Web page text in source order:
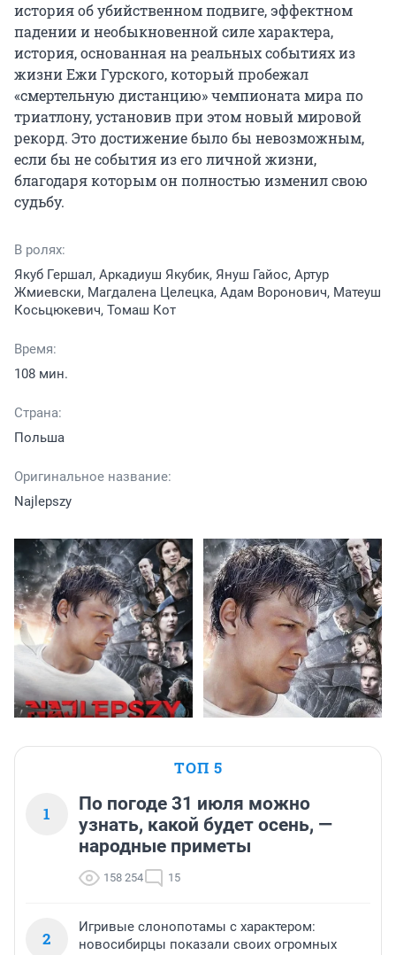
история об убийственном подвиге, эффектном
падении и необыкновенной силе характера,
история, основанная на реальных событиях из
жизни Ежи Гурского, который пробежал
«смертельную дистанцию» чемпионата мира по
триатлону, установив при этом новый мировой
рекорд. Это достижение было бы невозможным,
если бы не события из его личной жизни,
благодаря которым он полностью изменил свою
судьбу.
В ролях:
Якуб Гершал, Аркадиуш Якубик, Януш Гайос, Артур
Жмиевски, Магдалена Целецка, Адам Воронович, Матеуш
Косьцюкевич, Томаш Кот
Время:
108 мин.
Страна:
Польша
Оригинальное название:
Najlepszy
ТОП 5
1
По погоде 31 июля можно
узнать, какой будет осень, —
народные приметы
158 254 15
2
Игривые слонопотамы с характером:
новосибирцы показали своих огромных